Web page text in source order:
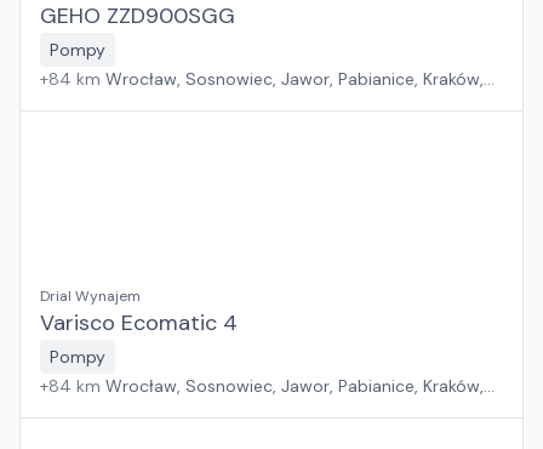
GEHO ZZD900SGG
Pompy
+84 km Wrocław, Sosnowiec, Jawor, Pabianice, Kraków,
Drial Wynajem
Varisco Ecomatic 4
Pompy
+84 km Wrocław, Sosnowiec, Jawor, Pabianice, Kraków,